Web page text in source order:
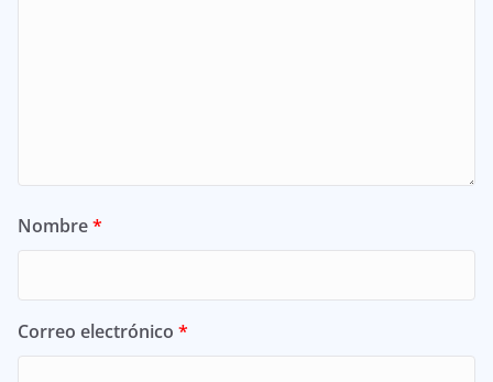
Nombre*
Correo electrónico *